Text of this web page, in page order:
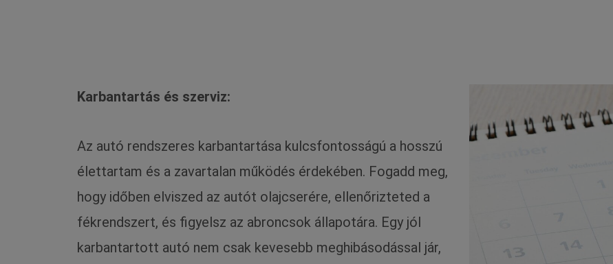
Karbantartás és szerviz:
Az autó rendszeres karbantartása kulcsfontosságú a hosszú
élettartam és a zavartalan működés érdekében. Fogadd meg,
hogy időben elviszed az autót olajcserére, ellenőrizteted a
fékrendszert, és figyelsz az abroncsok állapotára. Egy jól
karbantartott autó nem csak kevesebb meghibásodással jár,